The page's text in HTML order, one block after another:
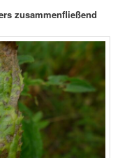
zusammenfließend